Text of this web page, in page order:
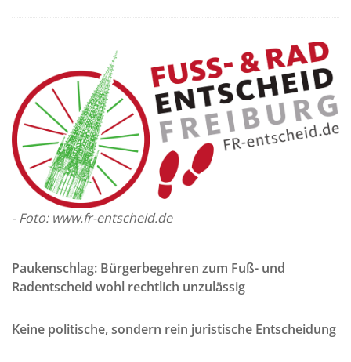
- Foto: www.fr-entscheid.de
Paukenschlag: Bürgerbegehren zum Fuß- und
Radentscheid wohl rechtlich unzulässig
Keine politische, sondern rein juristische Entscheidung